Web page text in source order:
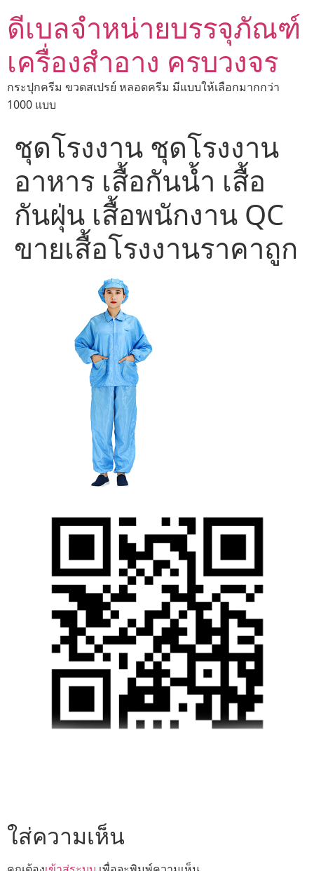
ดีเบลจำหน่ายบรรจุภัณฑ์
เครื่องสำอาง ครบวงจร
กระปุกครีม ขวดสเปรย์ หลอดครีม มีแบบให้เลือกมากกว่า
1000 แบบ
ชุดโรงงาน ชุดโรงงาน
อาหาร เสื้อกันน้ำ เสื้อ
กันฝุ่น เสื้อพนักงาน QC
ขายเสื้อโรงงานราคาถูก
ใส่ความเห็น